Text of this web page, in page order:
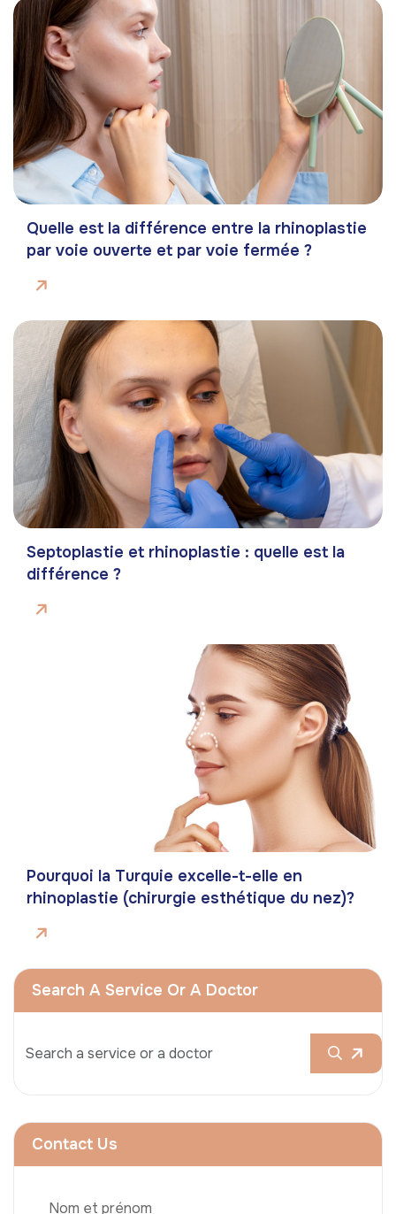
Quelle est la différence entre la rhinoplastie
par voie ouverte et par voie fermée ?
Septoplastie et rhinoplastie : quelle est la
différence ?
Pourquoi la Turquie excelle-t-elle en
rhinoplastie (chirurgie esthétique du nez)?
Search A Service Or A Doctor
Contact Us